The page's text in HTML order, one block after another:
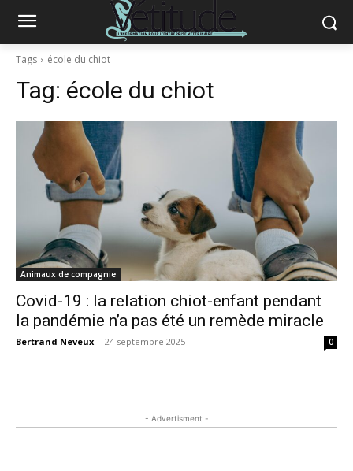
Tags école du chiot
Tag: école du chiot
Animaux de compagnie
Covid-19 : la relation chiot-enfant pendant
la pandémie n’a pas été un remède miracle
Bertrand Neveux - 24 septembre 2025 0
- Advertisment -